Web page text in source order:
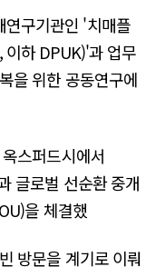
연구기관인 '치매플
하 DPUK)'과 업무
을 위한 공동연구에
스퍼드시에서
글로벌 선순환 중개
을 체결했
방문을 계기로 이뤄